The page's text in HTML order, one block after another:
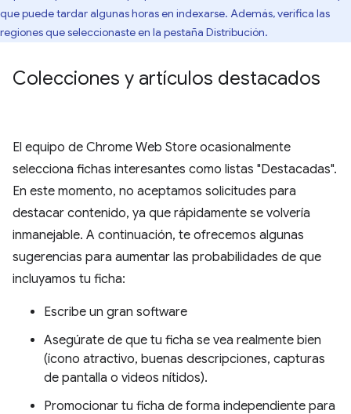
que puede tardar algunas horas en indexarse. Además, verifica las
regiones que seleccionaste en la pestaña Distribución.
Colecciones y artículos destacados
El equipo de Chrome Web Store ocasionalmente
selecciona fichas interesantes como listas "Destacadas".
En este momento, no aceptamos solicitudes para
destacar contenido, ya que rápidamente se volvería
inmanejable. A continuación, te ofrecemos algunas
sugerencias para aumentar las probabilidades de que
incluyamos tu ficha:
Escribe un gran software
Asegúrate de que tu ficha se vea realmente bien
(ícono atractivo, buenas descripciones, capturas
de pantalla o videos nítidos).
Promocionar tu ficha de forma independiente para